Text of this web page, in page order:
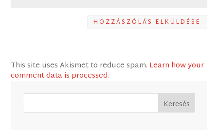
HOZZÁSZÓLÁS ELKÜLDÉSE
This site uses Akismet to reduce spam. Learn how your
comment data is processed.